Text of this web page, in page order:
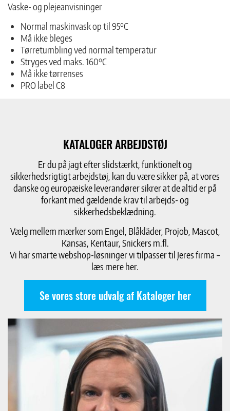
Vaske- og plejeanvisninger
Normal maskinvask op til 95°C
Må ikke bleges
Tørretumbling ved normal temperatur
Stryges ved maks. 160°C
Må ikke tørrenses
PRO label C8
KATALOGER ARBEJDSTØJ
Er du på jagt efter slidstærkt, funktionelt og
sikkerhedsrigtigt arbejdstøj, kan du være sikker på, at vores
danske og europæiske leverandører sikrer at de altid er på
forkant med gældende krav til arbejds- og
sikkerhedsbeklædning.
Vælg mellem mærker som Engel, Blåkläder, Projob, Mascot,
Kansas, Kentaur, Snickers m.fl.
Vi har smarte webshop-løsninger vi tilpasser til Jeres firma –
læs mere her.
Se vores store udvalg af Kataloger her